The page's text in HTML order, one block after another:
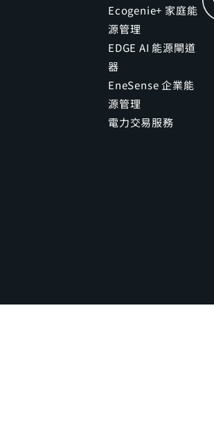
Ecogenie+ 家庭能
源管理
EDGE AI 能源閘道
器
EneSense 企業能
源管理
電力交易服務